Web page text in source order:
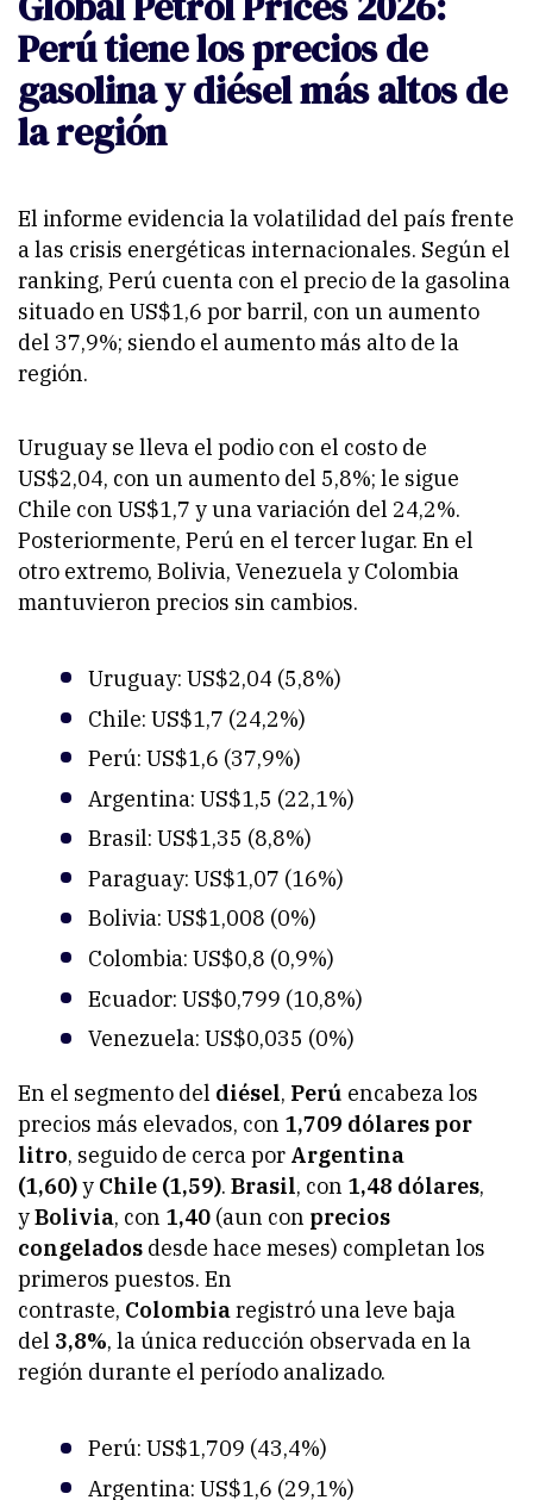
Perú tiene los precios de
gasolina y diésel más altos de
la región
El informe evidencia la volatilidad del país frente
a las crisis energéticas internacionales. Según el
ranking, Perú cuenta con el precio de la gasolina
situado en US$1,6 por barril, con un aumento
del 37,9%; siendo el aumento más alto de la
región.
Uruguay se lleva el podio con el costo de
US$2,04, con un aumento del 5,8%; le sigue
Chile con US$1,7 y una variación del 24,2%.
Posteriormente, Perú en el tercer lugar. En el
otro extremo, Bolivia, Venezuela y Colombia
mantuvieron precios sin cambios.
Uruguay: US$2,04 (5,8%)
Chile: US$1,7 (24,2%)
Perú: US$1,6 (37,9%)
Argentina: US$1,5 (22,1%)
Brasil: US$1,35 (8,8%)
Paraguay: US$1,07 (16%)
Bolivia: US$1,008 (0%)
Colombia: US$0,8 (0,9%)
Ecuador: US$0,799 (10,8%)
Venezuela: US$0,035 (0%)
En el segmento del diésel, Perú encabeza los
precios más elevados, con 1,709 dólares por
litro, seguido de cerca por Argentina
(1,60)y Chile (1,59). Brasil, con 1,48 dólares,
yBolivia, con 1,40 (aun con precios
congelados desde hace meses) completan los
primeros puestos. En
contraste, Colombiaregistró una leve baja
del 3,8%, la única reducción observada en la
región durante el período analizado.
Perú: US$1,709 (43,4%)
Argentina: US$1,6 (29,1%)